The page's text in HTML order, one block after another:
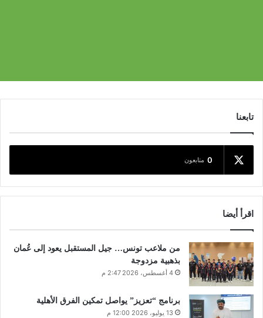
تابعنا
0 متابعون
اقرأ أيضا
من ملاعب تونس… جيل المستقبل يعود إلى عُمان
بذهبية مزدوجة
4 أغسطس، 2026 2:47 م
برنامج “تعزيز” يواصل تمكين الفرق الأهلية
13 يوليو، 2026 12:00 م